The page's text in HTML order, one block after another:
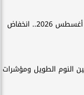
الطقس غدًا السبت 8 أغسطس 2026.. انخفاض
النوم الطويل ومؤشرات